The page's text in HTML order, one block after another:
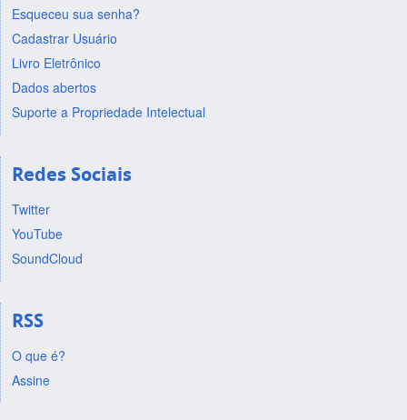
Esqueceu sua senha?
Cadastrar Usuário
Livro Eletrônico
Dados abertos
Suporte a Propriedade Intelectual
Redes Sociais
Twitter
YouTube
SoundCloud
RSS
O que é?
Assine